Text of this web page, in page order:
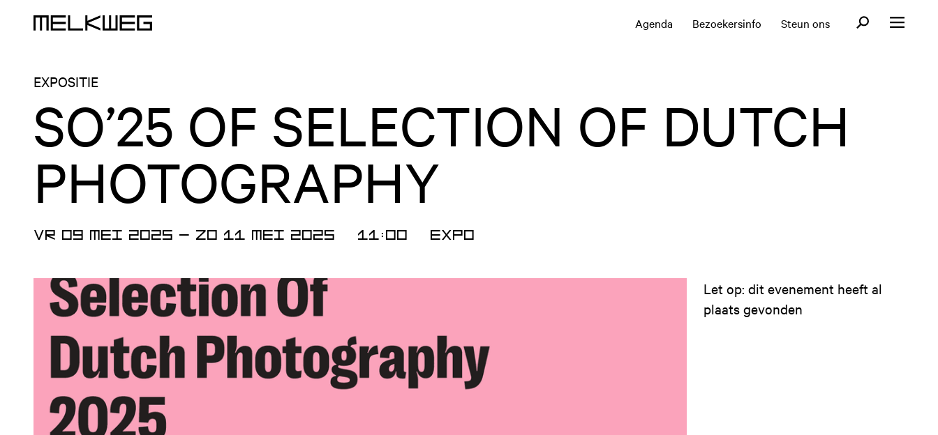
Agenda Bezoekersinfo Steun ons OpenOpen menu
EXPOSITIE
SO’25 OF SELECTION OF DUTCH
PHOTOGRAPHY
VR 09 MEI 2025 — ZO 11 MEI 2025 11:00 Expo
Let op: dit evenement heeft al
plaats gevonden